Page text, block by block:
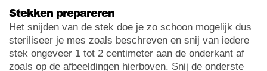
Stekken prepareren
Het snijden van de stek doe je zo schoon mogelijk dus
steriliseer je mes zoals beschreven en snij van iedere
stek ongeveer 1 tot 2 centimeter aan de onderkant af
zoals op de afbeeldingen hierboven. Snij de onderste